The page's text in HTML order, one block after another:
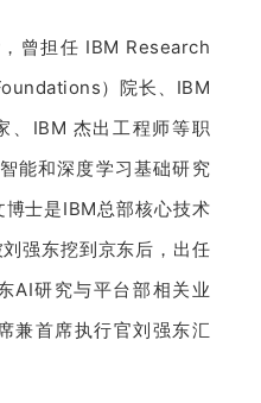
曾担任 IBM Research
）院长、IBM
、IBM 杰出工程师等职
能和深度学习基础研究
士是IBM总部核心技术
强东挖到京东后，出任
AI研究与平台部相关业
兼首席执行官刘强东汇